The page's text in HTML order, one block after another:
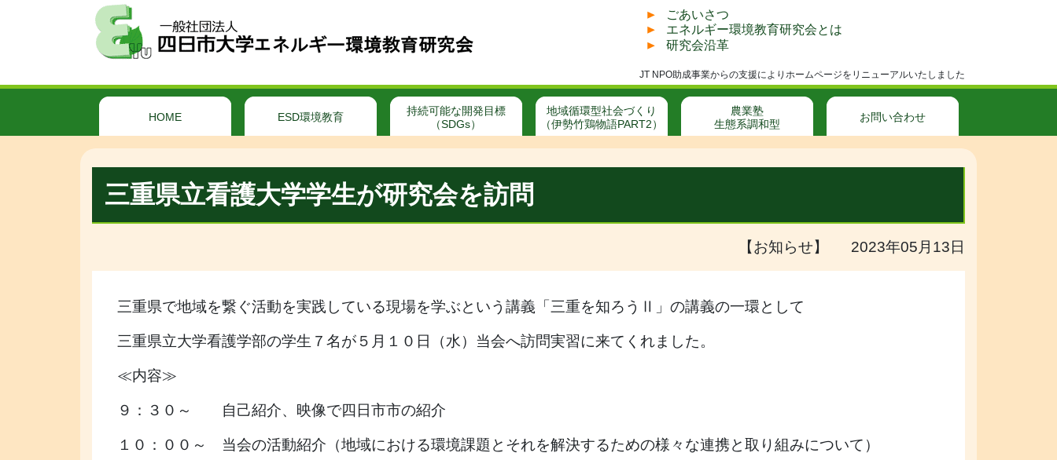
ごあいさつ
エネルギー環境教育研究会とは
研究会沿革
JT NPO助成事業からの支援によりホームページをリニューアルいたしました
HOME ESD環境教育
持続可能な開発目標
（SDGs）
地域循環型社会づくり
（伊勢竹鶏物語PART2）
農業塾
生態系調和型
お問い合わせ
三重県立看護大学学生が研究会を訪問
【お知らせ】 2023年05月13日
三重県で地域を繋ぐ活動を実践している現場を学ぶという講義「三重を知ろうⅡ」の講義の一環として
三重県立大学看護学部の学生７名が５月１０日（水）当会へ訪問実習に来てくれました。
≪内容≫
９：３０～ 自己紹介、映像で四日市市の紹介
１０：００～ 当会の活動紹介（地域における環境課題とそれを解決するための様々な連携と取り組みについて）